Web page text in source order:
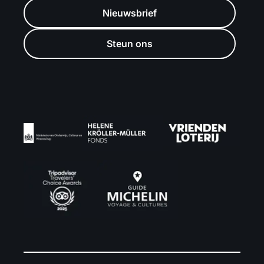
Nieuwsbrief
Steun ons